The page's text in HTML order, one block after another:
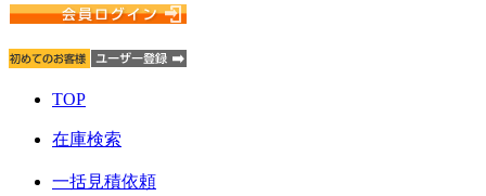
TOP
在庫検索
一括見積依頼